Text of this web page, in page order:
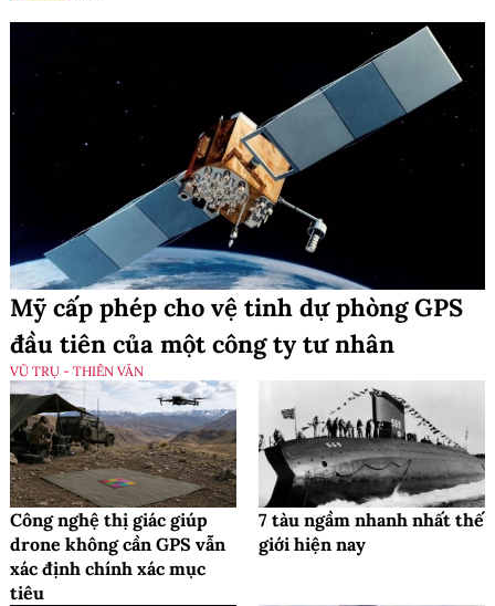
Mỹ cấp phép cho vệ tinh dự phòng GPS
đầu tiên của một công ty tư nhân
VŨ TRỤ - THIÊN VĂN
Công nghệ thị giác giúp
drone không cần GPS vẫn
xác định chính xác mục
tiêu
7 tàu ngầm nhanh nhất thế
giới hiện nay